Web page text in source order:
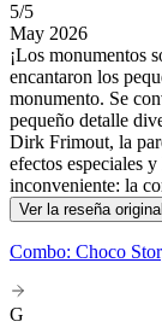
5/5
May 2026
¡Los monumentos
encantaron los
monumento. Se
pequeño detalle
Dirk Frimout, la
efectos especiales
inconveniente: la
Ver la reseña
Combo: Choco
G